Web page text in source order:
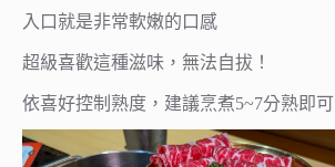
入口就是非常軟嫩的口感
超級喜歡這種滋味，無法自拔！
依喜好控制熟度，建議烹煮5~7分熟即可